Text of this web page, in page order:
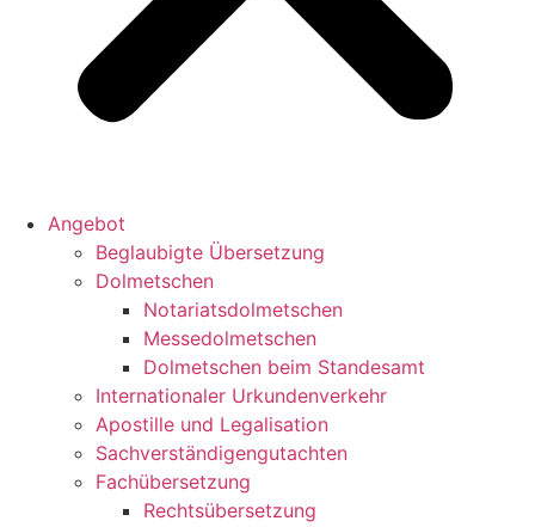
Angebot
Beglaubigte Übersetzung
Dolmetschen
Notariatsdolmetschen
Messedolmetschen
Dolmetschen beim Standesamt
Internationaler Urkundenverkehr
Apostille und Legalisation
Sachverständigengutachten
Fachübersetzung
Rechtsübersetzung